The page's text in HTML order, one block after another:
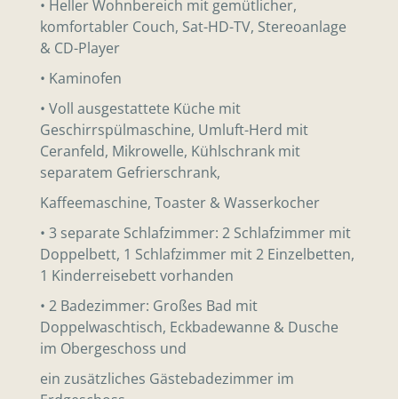
• Heller Wohnbereich mit gemütlicher,
komfortabler Couch, Sat-HD-TV, Stereoanlage
& CD-Player
• Kaminofen
• Voll ausgestattete Küche mit
Geschirrspülmaschine, Umluft-Herd mit
Ceranfeld, Mikrowelle, Kühlschrank mit
separatem Gefrierschrank,
Kaffeemaschine, Toaster & Wasserkocher
• 3 separate Schlafzimmer: 2 Schlafzimmer mit
Doppelbett, 1 Schlafzimmer mit 2 Einzelbetten,
1 Kinderreisebett vorhanden
• 2 Badezimmer: Großes Bad mit
Doppelwaschtisch, Eckbadewanne & Dusche
im Obergeschoss und
ein zusätzliches Gästebadezimmer im